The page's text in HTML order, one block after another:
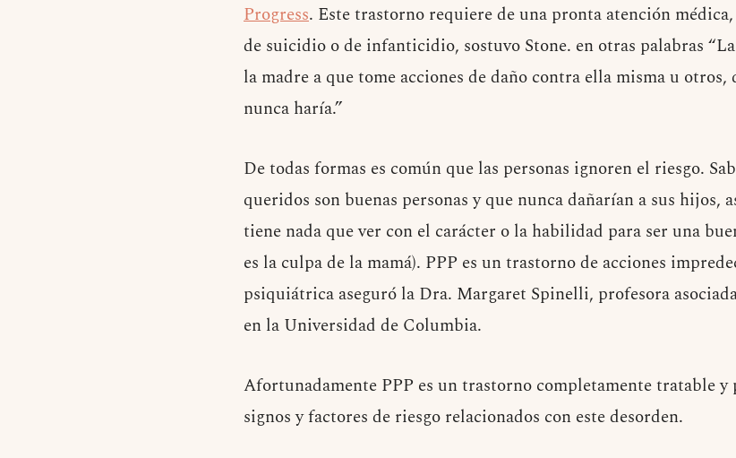
Progress. Este trastorno requiere de una pronta atención
de suicidio o de infanticidio, sostuvo Stone. en otras palabras
la madre a que tome acciones de daño contra ella misma u
nunca haría.”
De todas formas es común que las personas ignoren el riesgo.
queridos son buenas personas y que nunca dañarían a sus hijos,
tiene nada que ver con el carácter o la habilidad para ser una
es la culpa de la mamá). PPP es un trastorno de acciones
psiquiátrica aseguró la Dra. Margaret Spinelli, profesora
en la Universidad de Columbia.
Afortunadamente PPP es un trastorno completamente tratable y
signos y factores de riesgo relacionados con este desorden.